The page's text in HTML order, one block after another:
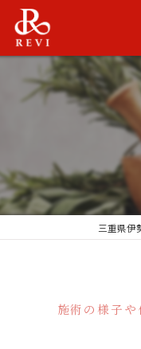
三重県伊
施術の様子